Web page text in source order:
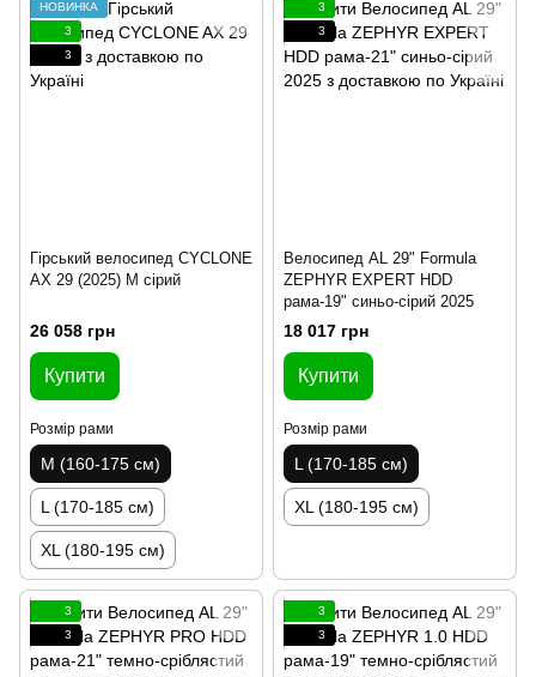
НОВИНКА
3
3
Гірський велосипед CYCLONE
AX 29 (2025) M сірий
26 058 грн
Купити
Розмір рами
M (160-175 см)
L (170-185 см)
XL (180-195 см)
3
3
Велосипед AL 29" Formula
ZEPHYR EXPERT HDD
рама-19" синьо-сірий 2025
18 017 грн
Купити
Розмір рами
L (170-185 см)
XL (180-195 см)
3
3
3
3